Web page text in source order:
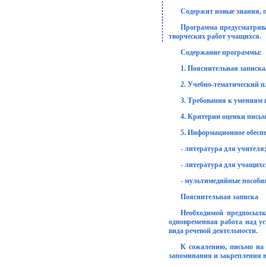
Содержит новые знания,
Программа
творческих работ учащихся.
Содержание программы:
1. Пояснительная
2. Учебно-тематический
3. Требования к умениям
4. Критерии оценки
5. Информационное
- литература для учителя;
- литература для
- мультимедийные
Пояснительная записка
Необходимой
одновременная работа над
вида речевой деятельности.
К сожалению, письмо на
запоминания и закрепления